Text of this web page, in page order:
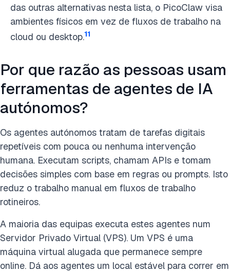
das outras alternativas nesta lista, o PicoClaw visa
ambientes físicos em vez de fluxos de trabalho na
cloud ou desktop.11
Por que razão as pessoas usam
ferramentas de agentes de IA
autónomos?
Os agentes autónomos tratam de tarefas digitais
repetíveis com pouca ou nenhuma intervenção
humana. Executam scripts, chamam APIs e tomam
decisões simples com base em regras ou prompts. Isto
reduz o trabalho manual em fluxos de trabalho
rotineiros.
A maioria das equipas executa estes agentes num
Servidor Privado Virtual (VPS). Um VPS é uma
máquina virtual alugada que permanece sempre
online. Dá aos agentes um local estável para correr em